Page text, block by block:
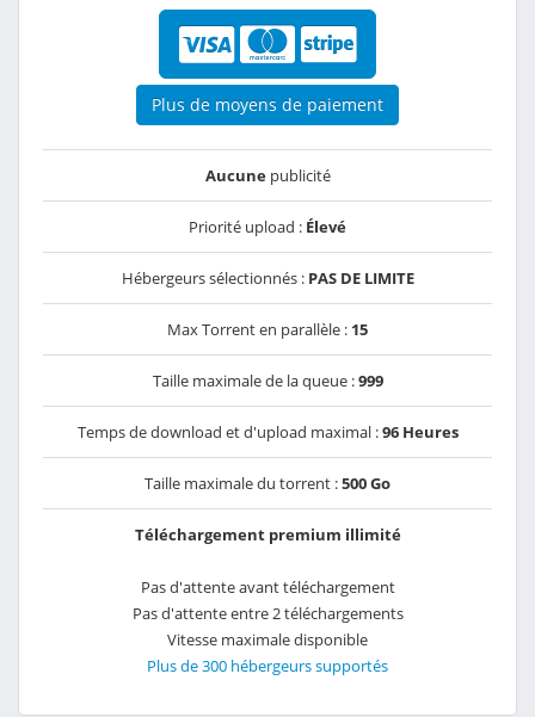
Plus de moyens de paiement
Aucunepublicité
Priorité upload : Élevé
Hébergeurs sélectionnés : PAS DE LIMITE
Max Torrent en parallèle : 15
Taille maximale de la queue :999
Temps de download et d'upload maximal :96 Heures
Taille maximale du torrent :500 Go
Téléchargement premium illimité
Pas d'attente avant téléchargement
Pas d'attente entre 2 téléchargements
Vitesse maximale disponible
Plus de 300 hébergeurs supportés